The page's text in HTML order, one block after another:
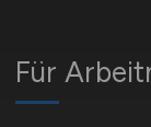
Für